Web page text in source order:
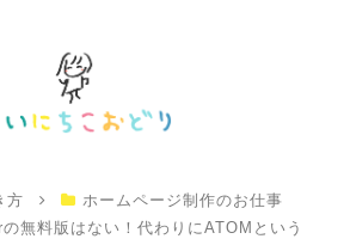
方
ホームページ制作のお仕事
無料版はない！代わりにATOMという